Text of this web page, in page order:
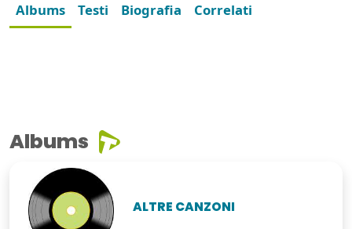
Albums Testi Biografia Correlati
Albums
ALTRE CANZONI